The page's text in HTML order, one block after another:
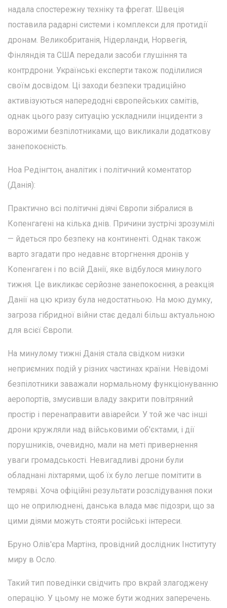
надала спостережну техніку та фрегат. Швеція
поставила радарні системи і комплекси для протидії
дронам. Великобританія, Нідерланди, Норвегія,
Фінляндія та США передали засоби глушіння та
контрдрони. Українські експерти також поділилися
своїм досвідом. Ці заходи безпеки традиційно
активізуються напередодні європейських самітів,
однак цього разу ситуацію ускладнили інциденти з
ворожими безпілотниками, що викликали додаткову
занепокоєність.
Ноа Редінгтон, аналітик і політичний коментатор
(Данія):
Практично всі політичні діячі Європи зібралися в
Копенгагені на кілька днів. Причини зустрічі зрозумілі
— йдеться про безпеку на континенті. Однак також
варто згадати про недавнє вторгнення дронів у
Копенгаген і по всій Данії, яке відбулося минулого
тижня. Це викликає серйозне занепокоєння, а реакція
Данії на цю кризу була недостатньою. На мою думку,
загроза гібридної війни стає дедалі більш актуальною
для всієї Європи.
На минулому тижні Данія стала свідком низки
неприємних подій у різних частинах країни. Невідомі
безпілотники заважали нормальному функціонуванню
аеропортів, змусивши владу закрити повітряний
простір і перенаправити авіарейси. У той же час інші
дрони кружляли над військовими об'єктами, і дії
порушників, очевидно, мали на меті привернення
уваги громадськості. Невигадливі дрони були
обладнані ліхтарями, щоб їх було легше помітити в
темряві. Хоча офіційні результати розслідування поки
що не оприлюднені, данська влада має підозри, що за
цими діями можуть стояти російські інтереси.
Бруно Олів'єра Мартінз, провідний дослідник Інституту
миру в Осло.
Такий тип поведінки свідчить про вкрай злагоджену
операцію. У цьому не може бути жодних заперечень.